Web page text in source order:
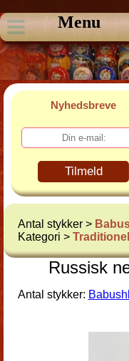
Menu
Nyhedsbreve
Tilmeld
Antal stykker >
Kategori >
Russisk
Antal stykker: